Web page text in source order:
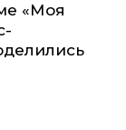
«Моя